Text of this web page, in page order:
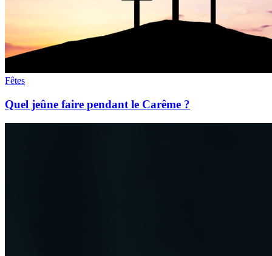
Fêtes
Quel jeûne faire pendant le Carême ?